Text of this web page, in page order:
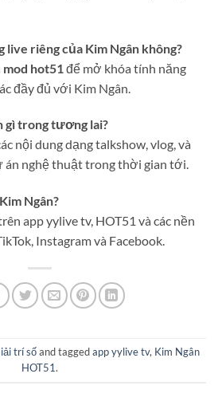
live riêng của Kim Ngân không?
mod hot51 để mở khóa tính năng
đầy đủ với Kim Ngân.
gì trong tương lai?
nội dung dạng talkshow, vlog, và
án nghệ thuật trong thời gian tới.
Ngân?
app yylive tv, HOT51 và các nền
Instagram và Facebook.
trí sốand taggedapp yylive tv, Kim Ngân
HOT51.